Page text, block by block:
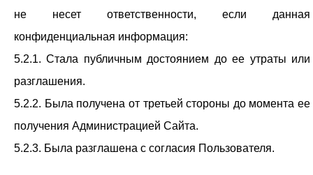
не несет ответственности, если данная
конфиденциальная информация:
5.2.1. Стала публичным достоянием до ее утраты или
разглашения.
5.2.2. Была получена от третьей стороны до момента ее
получения Администрацией Сайта.
5.2.3. Была разглашена с согласия Пользователя.